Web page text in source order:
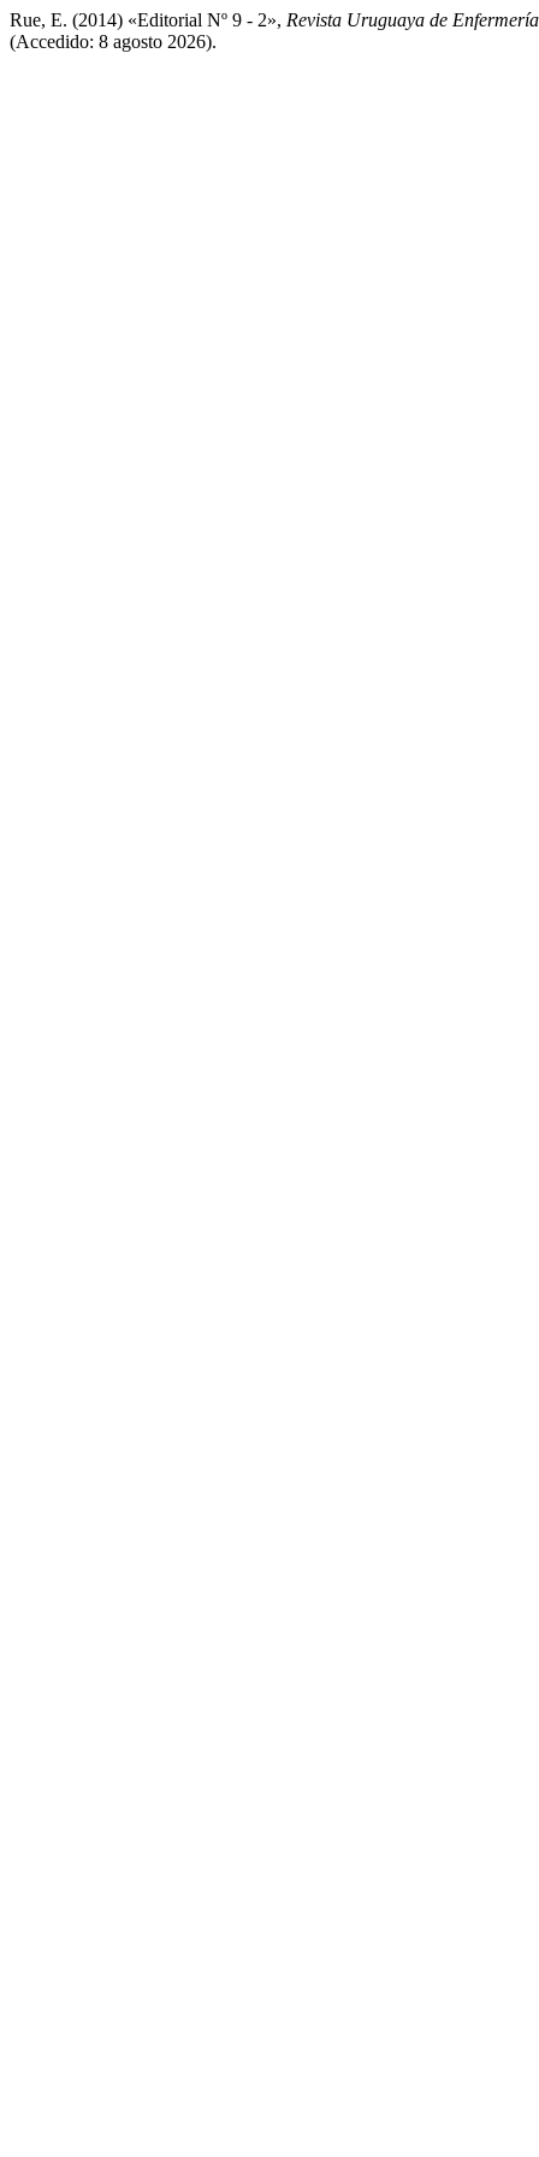
Rue, E. (2014) «Editorial Nº 9 - 2», Revista Uruguaya de Enfermería
(Accedido: 8 agosto 2026).